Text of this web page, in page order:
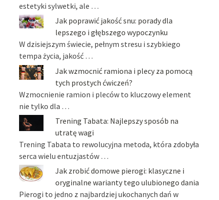
estetyki sylwetki, ale …
Jak poprawić jakość snu: porady dla
lepszego i głębszego wypoczynku
W dzisiejszym świecie, pełnym stresu i szybkiego
tempa życia, jakość …
Jak wzmocnić ramiona i plecy za pomocą
tych prostych ćwiczeń?
Wzmocnienie ramion i pleców to kluczowy element
nie tylko dla …
Trening Tabata: Najlepszy sposób na
utratę wagi
Trening Tabata to rewolucyjna metoda, która zdobyła
serca wielu entuzjastów …
Jak zrobić domowe pierogi: klasyczne i
oryginalne warianty tego ulubionego dania
Pierogi to jedno z najbardziej ukochanych dań w